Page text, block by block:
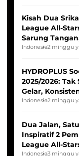
Kisah Dua
League All-
Sarung
Pernah Padam
Indonesia2 minggu
HYDROPLUS
2025/2026:
Gelar,
Indonesia2 minggu
Dua Jalan,
Inspiratif 2
League All-
Indonesia3 minggu